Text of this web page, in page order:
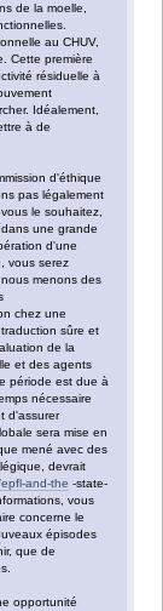
de la moelle,
au CHUV,
Cette première
résiduelle à
Idéalement,
à de
d'éthique
pas légalement
le souhaitez,
une grande
d'une
vous serez
menons des
chez une
sûre et
de la
et des agents
période est due à
nécessaire
d'assurer
sera mise en
mené avec des
devrait
and-the -state-
vous
concerne le
épisodes
que de
opportunité